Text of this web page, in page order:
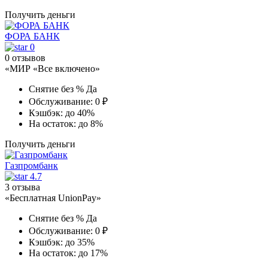
Получить деньги
ФОРА БАНК
0
0 отзывов
«МИР «Все включено»
Снятие без % Да
Обслуживание: 0 ₽
Кэшбэк: до 40%
На остаток: до 8%
Получить деньги
Газпромбанк
4.7
3 отзыва
«Бесплатная UnionPay»
Снятие без % Да
Обслуживание: 0 ₽
Кэшбэк: до 35%
На остаток: до 17%